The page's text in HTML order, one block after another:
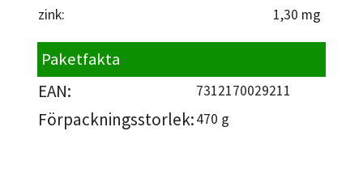
zink:
1,30 mg
Paketfakta
EAN: 7312170029211
Förpackningsstorlek:470 g